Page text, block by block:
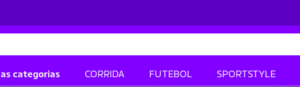
categorias CORRIDA FUTEBOL SPORTSTYLE